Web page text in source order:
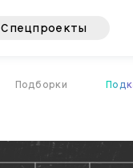
Спецпроекты
Подборки